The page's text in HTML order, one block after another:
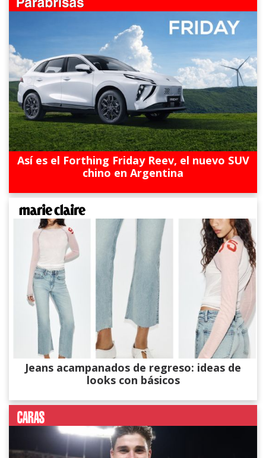
Así es el Forthing Friday Reev, el nuevo SUV
chino en Argentina
Jeans acampanados de regreso: ideas de
looks con básicos